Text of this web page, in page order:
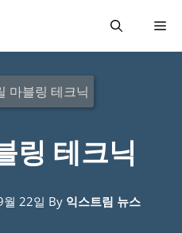
메
마블링 테크닉
링 테크닉
22일 By 익스트림 뉴스